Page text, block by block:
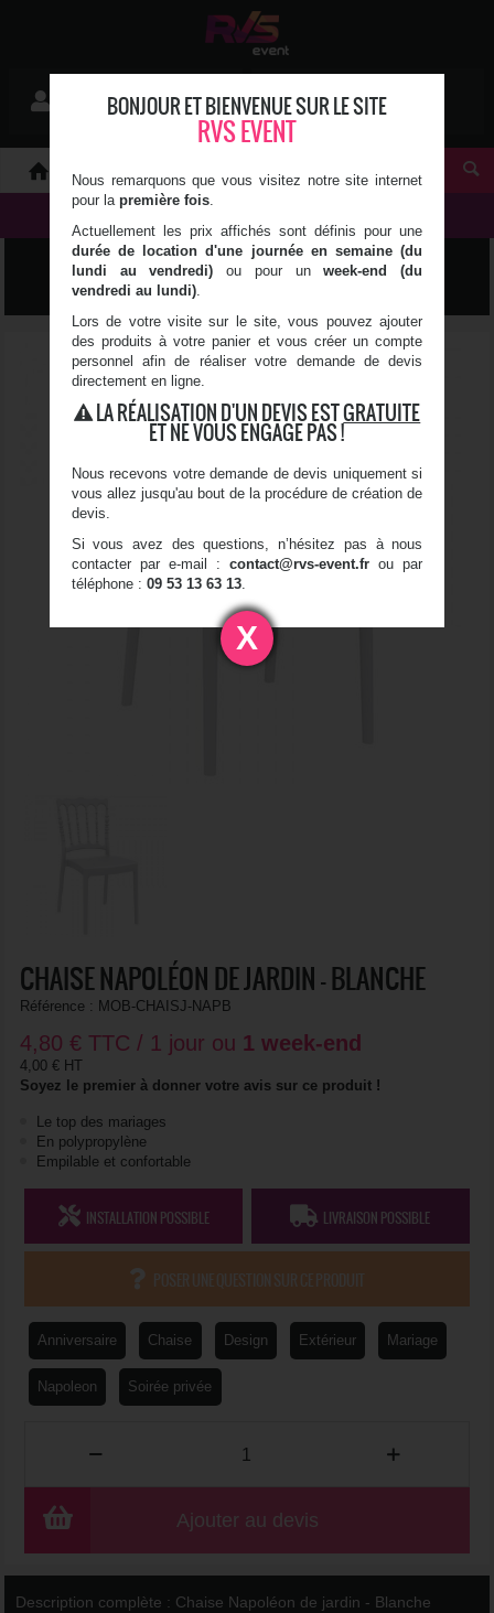
Se connecter
0 article(s)
MOBILIER
CHAISE NAPOLÉON DE JARDIN - BLANCHE
Référence : MOB-CHAISJ-NAPB
4,80 € TTC / 1 jour ou 1 week-end
4,00 € HT
Soyez le premier à donner votre avis sur ce produit !
Le top des mariages
En polypropylène
Empilable et confortable
INSTALLATION POSSIBLE LIVRAISON POSSIBLE
POSER UNE QUESTION SUR CE PRODUIT
Anniversaire Chaise Design Extérieur Mariage
Napoleon Soirée privée
Ajouter au devis
Description complète : Chaise Napoléon de jardin - Blanche
X
BONJOUR ET BIENVENUE SUR LE SITE
RVS EVENT
Nous remarquons que vous visitez notre site internet
pour la première fois.
Actuellement les prix affichés sont définis pour une
durée de location d'une journée en semaine (du
lundi au vendredi) ou pour unweek-end (du
vendredi au lundi).
Lors de votre visite sur le site, vous pouvez ajouter
des produits à votre panier et vous créer un compte
personnel afin de réaliser votre demande de devis
directement en ligne.
LA RÉALISATION D'UN DEVIS ESTGRATUITE
ET NE VOUS ENGAGE PAS !
Nous recevons votre demande de devis uniquement si
vous allez jusqu'au bout de la procédure de création de
devis.
Si vous avez des questions, n’hésitez pas à nous
contacter par e-mail :contact@rvs-event.fr ou par
téléphone : 09 53 13 63 13.